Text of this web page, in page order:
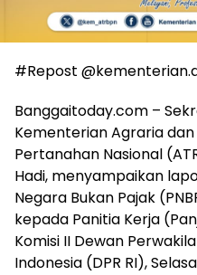
#Repost
Banggaitoday.com –
Kementerian Agraria
Pertanahan Nasional
Hadi, menyampaikan
Negara Bukan Pajak
kepada Panitia Kerja
Komisi II Dewan
Indonesia (DPR RI),